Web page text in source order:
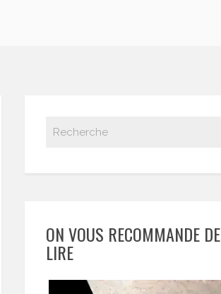
ON VOUS RECOMMANDE DE
LIRE